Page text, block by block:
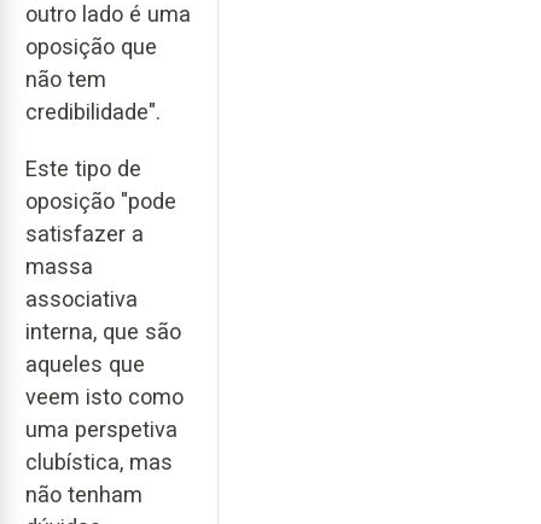
outro lado é uma
oposição que
não tem
credibilidade".
Este tipo de
oposição "pode
satisfazer a
massa
associativa
interna, que são
aqueles que
veem isto como
uma perspetiva
clubística, mas
não tenham